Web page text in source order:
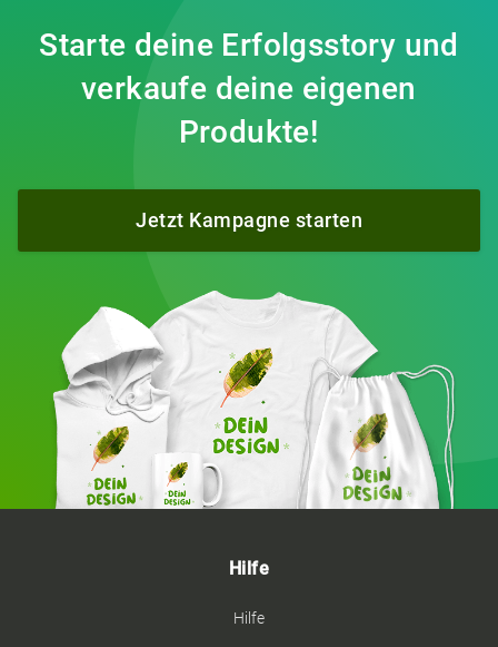
Starte deine Erfolgsstory und
verkaufe deine eigenen
Produkte!
Jetzt Kampagne starten
Hilfe
Hilfe